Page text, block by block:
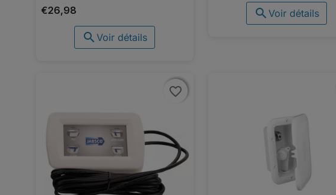
€26,98
Voir détails
Voir détails
favorite_border
favorite_border